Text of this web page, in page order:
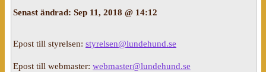
Senast ändrad: Sep 11, 2018 @ 14:12
Epost till styrelsen: styrelsen@lundehund.se
Epost till webmaster: webmaster@lundehund.se